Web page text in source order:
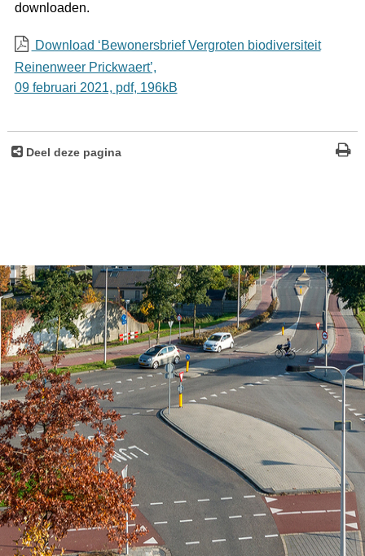
downloaden.
Download ‘Bewonersbrief Vergroten biodiversiteit
Reinenweer Prickwaert’,
09 februari 2021, pdf, 196kB
Deel deze pagina